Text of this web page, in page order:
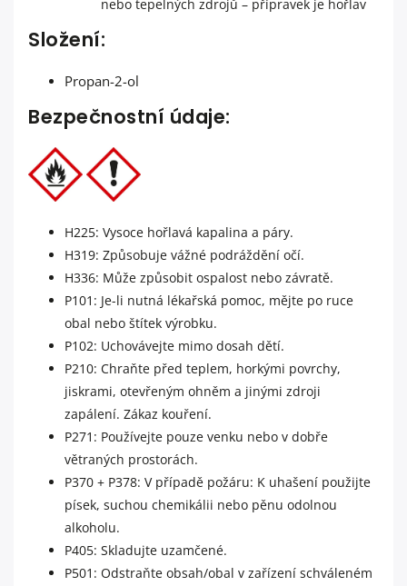
nebo tepelných zdrojů – přípravek je hořlav
Složení:
Propan-2-ol
Bezpečnostní údaje:
H225: Vysoce hořlavá kapalina a páry.
H319: Způsobuje vážné podráždění očí.
H336: Může způsobit ospalost nebo závratě.
P101: Je-li nutná lékařská pomoc, mějte po ruce
obal nebo štítek výrobku.
P102: Uchovávejte mimo dosah dětí.
P210: Chraňte před teplem, horkými povrchy,
jiskrami, otevřeným ohněm a jinými zdroji
zapálení. Zákaz kouření.
P271: Používejte pouze venku nebo v dobře
větraných prostorách.
P370 + P378: V případě požáru: K uhašení použijte
písek, suchou chemikálii nebo pěnu odolnou
alkoholu.
P405: Skladujte uzamčené.
P501: Odstraňte obsah/obal v zařízení schváleném